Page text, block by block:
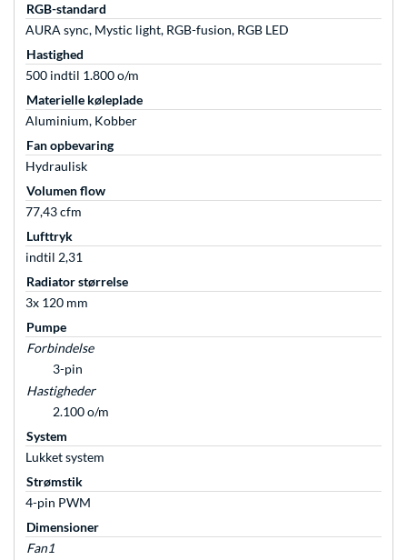
RGB-standard
AURA sync, Mystic light, RGB-fusion, RGB LED
Hastighed
500 indtil 1.800 o/m
Materielle køleplade
Aluminium, Kobber
Fan opbevaring
Hydraulisk
Volumen flow
77,43 cfm
Lufttryk
indtil 2,31
Radiator størrelse
3x 120 mm
Pumpe
Forbindelse
3-pin
Hastigheder
2.100 o/m
System
Lukket system
Strømstik
4-pin PWM
Dimensioner
Fan1